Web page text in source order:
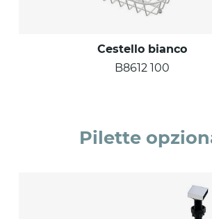
Cestello bianco
B8612 100
Pilette